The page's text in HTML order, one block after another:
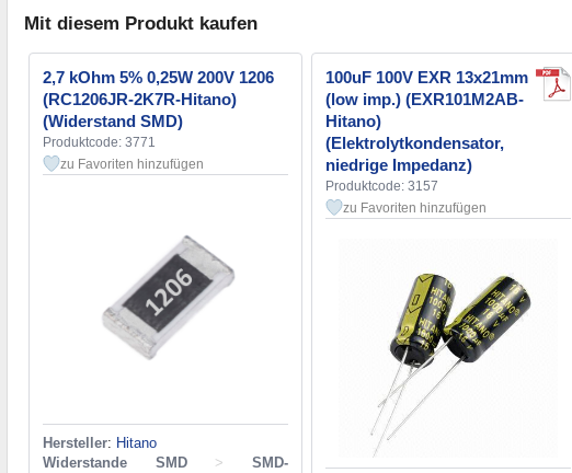
Mit diesem Produkt kaufen
2,7 kOhm 5% 0,25W 200V 1206
(RC1206JR-2K7R-Hitano)
(Widerstand SMD)
Produktcode: 3771
zu Favoriten hinzufügen
Hersteller: Hitano
Widerstande SMD
>
SMD-
100uF 100V EXR 13x21mm
(low imp.) (EXR101M2AB-
Hitano)
(Elektrolytkondensator,
niedrige Impedanz)
Produktcode: 3157
zu Favoriten hinzufügen